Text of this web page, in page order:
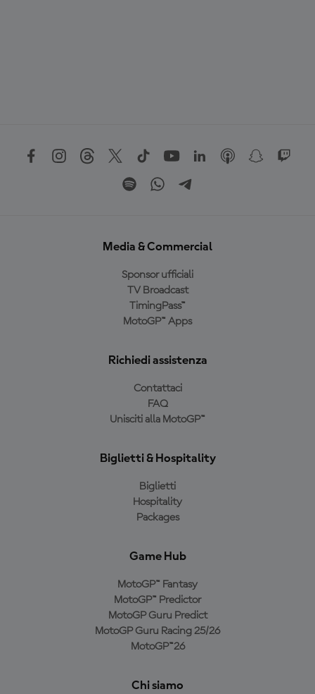
Media & Commercial
Sponsor ufficiali
TV Broadcast
TimingPass™
MotoGP™ Apps
Richiedi assistenza
Contattaci
FAQ
Unisciti alla MotoGP™
Biglietti & Hospitality
Biglietti
Hospitality
Packages
Game Hub
MotoGP™ Fantasy
MotoGP™ Predictor
MotoGP Guru Predict
MotoGP Guru Racing 25/26
MotoGP™26
Chi siamo